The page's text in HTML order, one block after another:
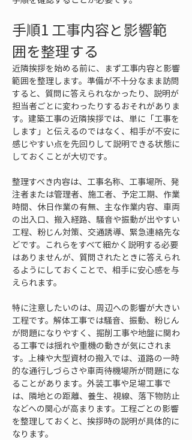
手順1 工事内容と影響範
囲を整理する
近隣挨拶を始める前に、まず工事内容と影響
範囲を整理します。準備が不十分なまま訪問
すると、質問に答えられなかったり、説明が
担当者ごとに変わったりするおそれがありま
す。建築工事の近隣挨拶では、単に「工事を
します」と伝えるのではなく、相手が不安に
感じやすい点を先回りして説明できる状態に
しておくことが大切です。
整理すべき内容は、工事名称、工事場所、発
注者または管理者、施工者、予定工期、作業
時間、休日作業の有無、主な作業内容、車両
の出入口、搬入経路、騒音や振動が出やすい
工程、粉じん対策、交通誘導、緊急連絡先な
どです。これらをすべて細かく説明する必要
はありませんが、質問されたときに答えられ
るようにしておくことで、相手に安心感を与
えられます。
特に注意したいのは、周辺への影響が大きい
工程です。解体工事では騒音、振動、粉じん
が問題になりやすく、掘削工事や地盤に関わ
る工事では揺れや重機の動きが気にされま
す。上棟や大型資材の搬入では、道路の一時
的な通行しづらさや車両待機場所が問題にな
ることがあります。外装工事や足場工事で
は、隣地との距離、養生、視線、落下物防止
などへの関心が高まります。工程ごとの影響
を整理しておくと、挨拶時の説明が具体的に
なります。